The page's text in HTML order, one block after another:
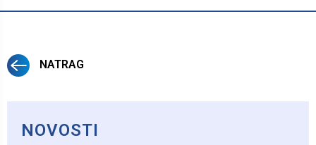
NATRAG
NOVOSTI